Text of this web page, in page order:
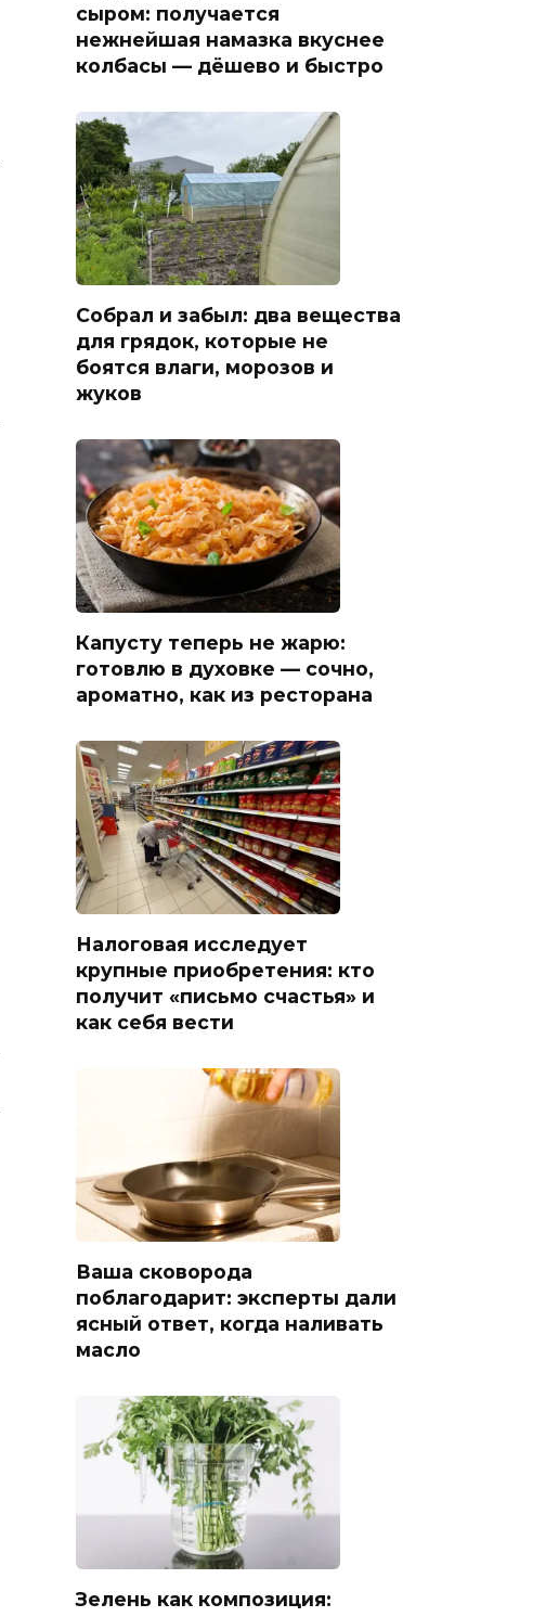
сыром: получается
нежнейшая намазка вкуснее
колбасы — дёшево и быстро
Собрал и забыл: два вещества
для грядок, которые не
боятся влаги, морозов и
жуков
Капусту теперь не жарю:
готовлю в духовке — сочно,
ароматно, как из ресторана
Налоговая исследует
крупные приобретения: кто
получит «письмо счастья» и
как себя вести
Ваша сковорода
поблагодарит: эксперты дали
ясный ответ, когда наливать
масло
Зелень как композиция: